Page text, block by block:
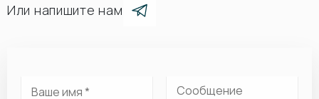
Или напишите нам